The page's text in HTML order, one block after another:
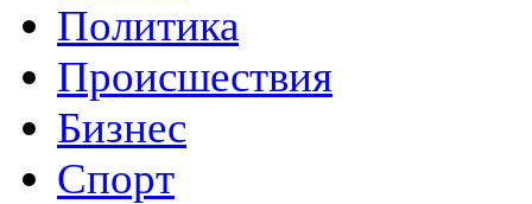
Политика
Происшествия
Бизнес
Спорт